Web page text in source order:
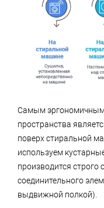
Самым
пространства
поверх стиральной
используем
производится строго
соединительного
выдвижной полкой).